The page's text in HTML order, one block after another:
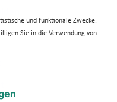
und funktionale Zwecke.
Sie in die Verwendung von